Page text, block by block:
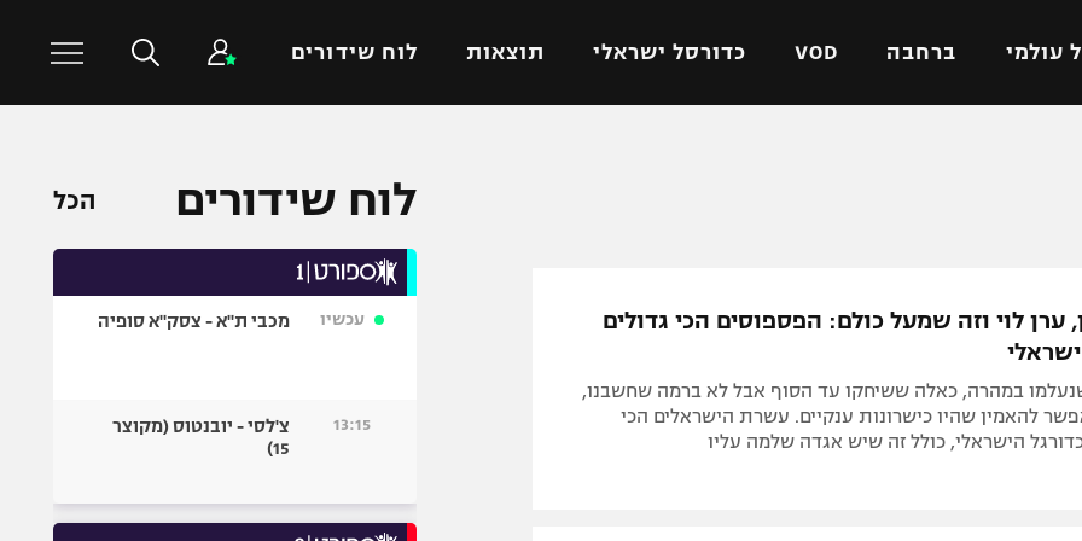
עולמי ברחבה VOD כדורסל ישראלי תוצאות לוח שידורים
ישראל
ליגה איטלקית
ליגה צרפתית
הפועל ירושלים
דני אבדיה
כדורסל עולמי
כדורעף
ספורט אולימפי
היאבקות WWE
ערן לוי וזה שמעל כולם: הפספוסים הכי גדולים
במהרה, כאלה ששיחקו עד הסוף אבל לא ברמה שחשבנו,
להאמין שהיו כישרונות ענקיים. עשרת הישראלים הכי
הישראלי, כולל זה שיש אגדה שלמה עליו
לוח שידורים הכל
עכשיו מכבי ת"א - צסק"א סופיה
13:15
צ'לסי - יובנטוס (מקוצר
15)